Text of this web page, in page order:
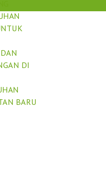
DI
BARU